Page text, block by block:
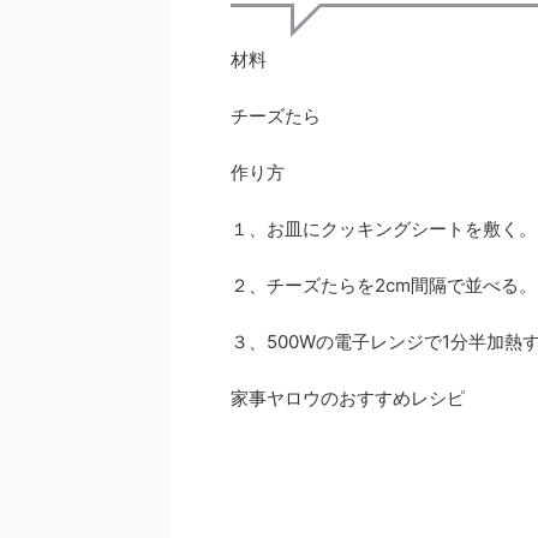
材料
チーズたら
作り方
１、お皿にクッキングシートを敷く。
２、チーズたらを2cm間隔で並べる。
３、500Wの電子レンジで1分半加熱
家事ヤロウのおすすめレシピ